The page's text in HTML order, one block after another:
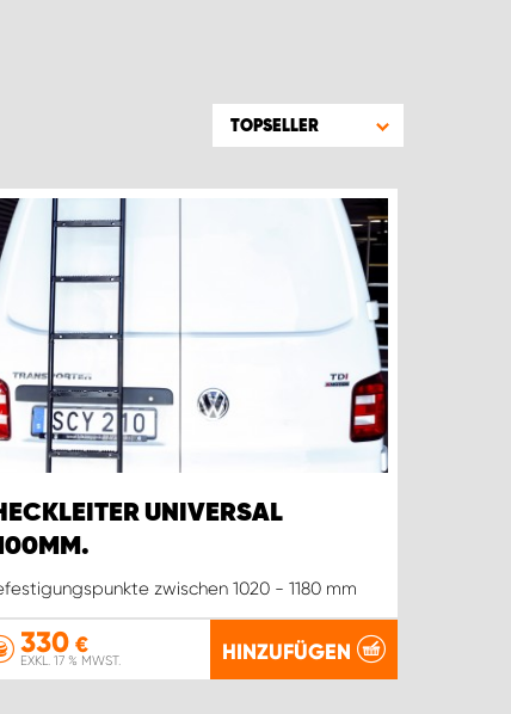
TOPSELLER
UNIVERSAL
zwischen 1020 - 1180 mm
330 €
EXKL. 17 % MWST. HINZUFÜGEN